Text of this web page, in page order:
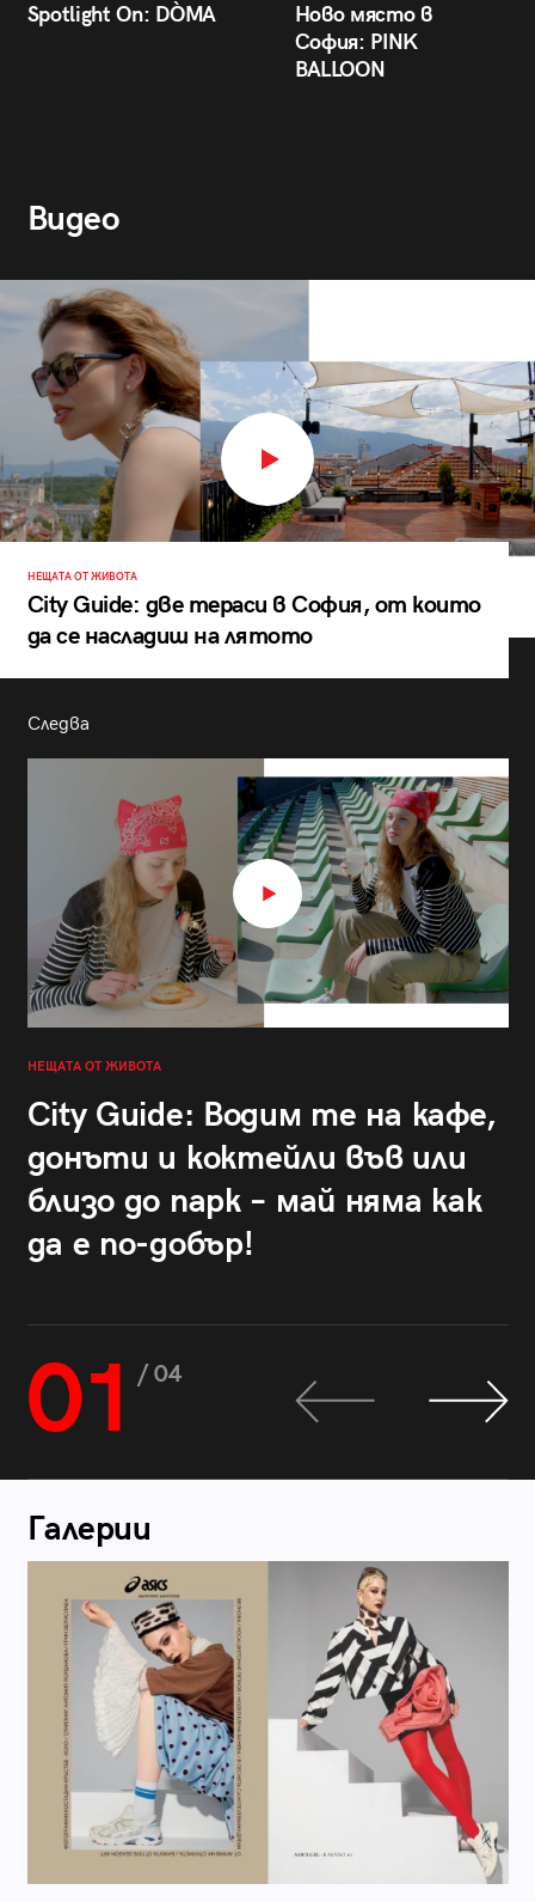
Spotlight On: DÒMA
Ново място в
София: PINK
BALLOON
Видео
НЕЩАТА ОТ ЖИВОТА
City Guide: две тераси в София, от които
да се насладиш на лятото
Следва
НЕЩАТА ОТ ЖИВОТА
City Guide: Водим те на кафе,
донъти и коктейли във или
близо до парк – май няма как
да е по-добър!
01 / 04
Галерии